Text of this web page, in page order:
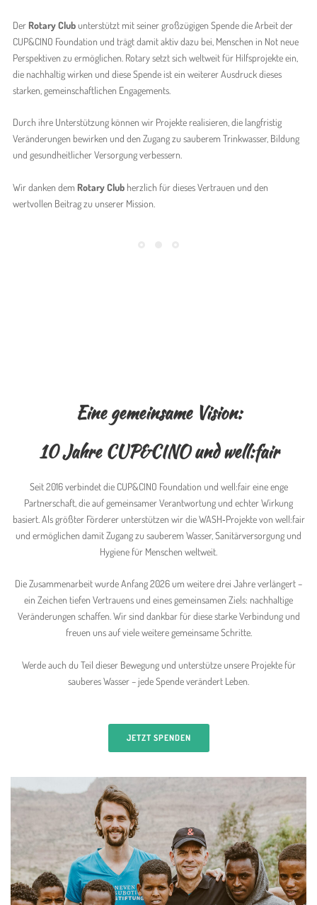
DerRotary Clubunterstützt mit seiner großzügigen Spende die Arbeit der
CUP&CINO Foundation und trägt damit aktiv dazu bei, Menschen in Not neue
Perspektiven zu ermöglichen. Rotary setzt sich weltweit für Hilfsprojekte ein,
die nachhaltig wirken und diese Spende ist ein weiterer Ausdruck dieses
starken, gemeinschaftlichen Engagements.
Durch ihre Unterstützung können wir Projekte realisieren, die langfristig
Veränderungen bewirken und den Zugang zu sauberem Trinkwasser, Bildung
und gesundheitlicher Versorgung verbessern.
Wir danken dem Rotary Club herzlich für dieses Vertrauen und den
wertvollen Beitrag zu unserer Mission.
Eine gemeinsame Vision:
10 Jahre CUP&CINO und well:fair
Seit 2016 verbindet die CUP&CINO Foundation und well:fair eine enge
Partnerschaft, die auf gemeinsamer Verantwortung und echter Wirkung
basiert. Als größter Förderer unterstützen wir die WASH‑Projekte von well:fair
und ermöglichen damit Zugang zu sauberem Wasser, Sanitärversorgung und
Hygiene für Menschen weltweit.
Die Zusammenarbeit wurde Anfang 2026 um weitere drei Jahre verlängert –
ein Zeichen tiefen Vertrauens und eines gemeinsamen Ziels: nachhaltige
Veränderungen schaffen. Wir sind dankbar für diese starke Verbindung und
freuen uns auf viele weitere gemeinsame Schritte.
Werde auch du Teil dieser Bewegung und unterstütze unsere Projekte für
sauberes Wasser – jede Spende verändert Leben.
JETZT SPENDEN